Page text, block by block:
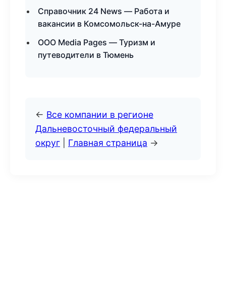
Справочник 24 News — Работа и
вакансии в Комсомольск-на-Амуре
ООО Media Pages — Туризм и
путеводители в Тюмень
← Все компании в регионе
Дальневосточный федеральный
округ
Главная страница →